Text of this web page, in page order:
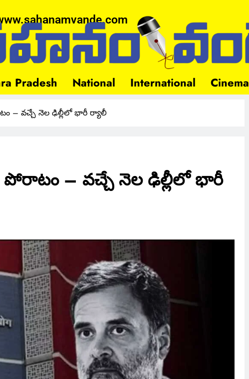
Pradesh National International Cinema
– వచ్చే నెల ఢిల్లీలో భారీ ర్యాలీ
పోరాటం – వచ్చే నెల ఢిల్లీలో భారీ